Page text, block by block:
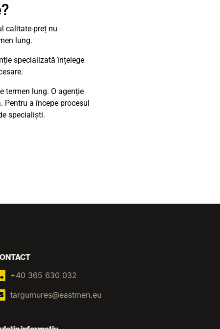
calitate-preț nu
lung.
specializată înțelege
termen lung. O agenție
a începe procesul
specialiști.
+40 365 630 032
targumures@eastmen.eu